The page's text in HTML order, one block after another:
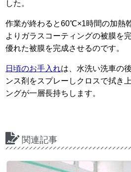
した。
作業が終わると60℃×1時間の加熱
よりガラスコーティングの被膜を
優れた被膜を完成させるのです。
日頃のお手入れは、水洗い洗車の
ンス剤をスプレーしクロスで拭き
ングが一層長持ちします。
関連記事